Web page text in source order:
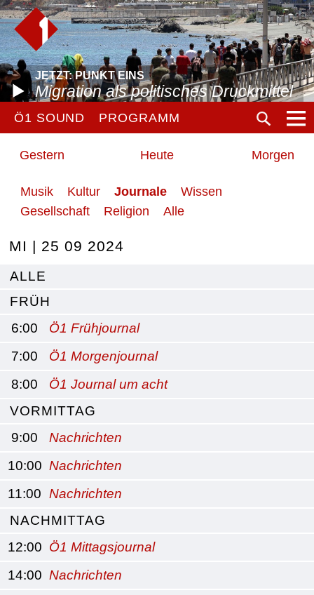
JETZT: PUNKT EINS
Migration als politisches Druckmittel
Ö1 SOUND PROGRAMM
Gestern Heute Morgen
Musik Kultur Journale
Wissen
Gesellschaft
Religion Alle
MI | 25 09 2024
ALLE
FRÜH
6:00
Ö1 Frühjournal
7:00
Ö1 Morgenjournal
8:00
Ö1 Journal um acht
VORMITTAG
9:00
Nachrichten
10:00 Nachrichten
11:00 Nachrichten
NACHMITTAG
12:00 Ö1 Mittagsjournal
14:00 Nachrichten